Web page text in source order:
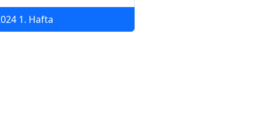
1. Hafta